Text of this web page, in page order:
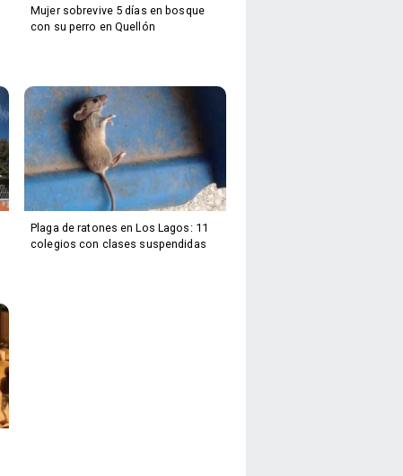
Mujer sobrevive 5 días en bosque
con su perro en Quellón
Plaga de ratones en Los Lagos: 11
colegios con clases suspendidas